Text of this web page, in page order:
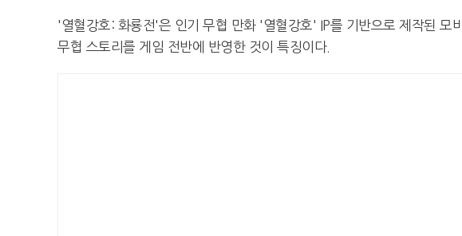
'열혈강호: 화룡전'은 인기 무협 만화 '열혈강호' IP를 기반으로 제작된 모
무협 스토리를 게임 전반에 반영한 것이 특징이다.